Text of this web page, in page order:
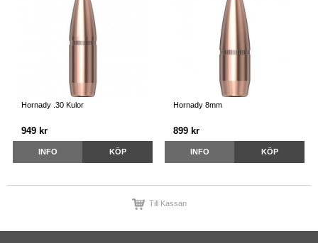
Hornady .30 Kulor
949 kr
INFO KÖP
Hornady 8mm
899 kr
INFO KÖP
Till Kassan